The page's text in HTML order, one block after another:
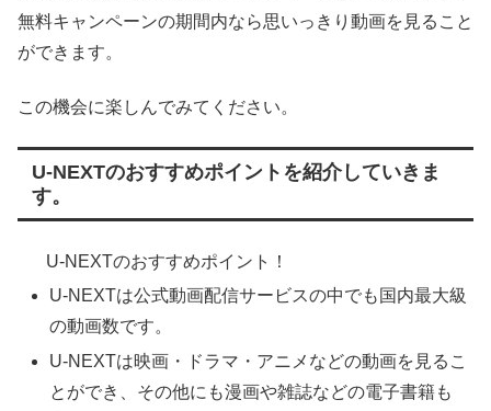
無料キャンペーンの期間内なら思いっきり動画を見ること
ができます。
この機会に楽しんでみてください。
U-NEXTのおすすめポイントを紹介していきま
す。
U-NEXTのおすすめポイント！
U-NEXTは公式動画配信サービスの中でも国内最大級
の動画数です。
U-NEXTは映画・ドラマ・アニメなどの動画を見るこ
とができ、その他にも漫画や雑誌などの電子書籍も